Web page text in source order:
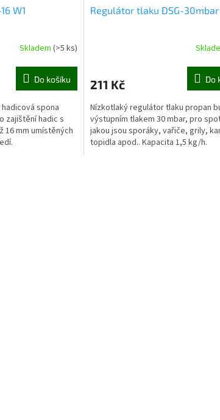
W1
Skladem (>5 ks)
Do košíku
spona
zajištění hadic s
16 mm umístěných
Regulátor tlaku DSG-30mbar
211 Kč Do
Nízkotlaký regulátor tlaku propan
výstupním tlakem 30 mbar, pro
jakou jsou sporáky, vařiče, grily,
topidla apod.. Kapacita 1,5 kg/h.